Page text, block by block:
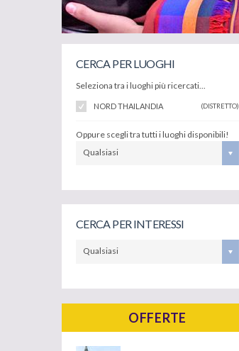
CERCA PER LUOGHI
Seleziona tra i luoghi più ricercati...
NORD THAILANDIA (DISTRETTO)
Oppure scegli tra tutti i luoghi disponibili!
Qualsiasi
CERCA PER INTERESSI
Qualsiasi
OFFERTE